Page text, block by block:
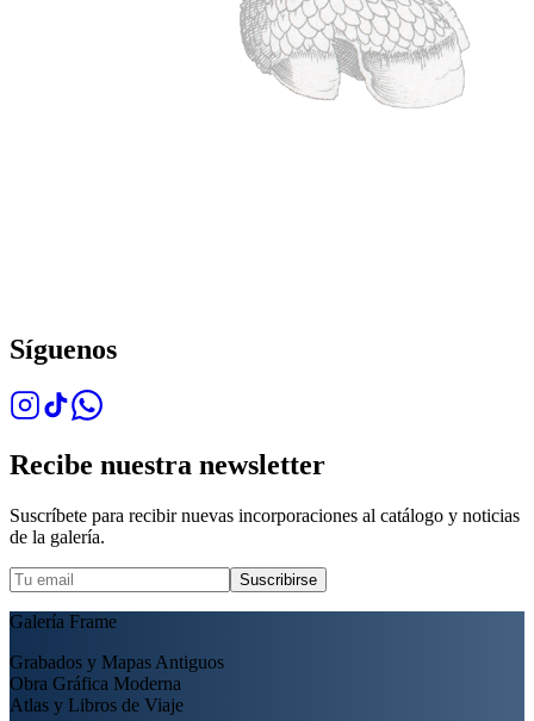
Síguenos
Recibe nuestra newsletter
Suscríbete para recibir nuevas incorporaciones al catálogo y noticias
de la galería.
Suscribirse
Galería Frame
Grabados y Mapas Antiguos
Obra Gráfica Moderna
Atlas y Libros de Viaje